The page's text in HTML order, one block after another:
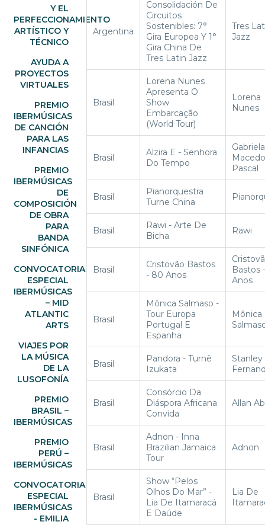
Y EL
PERFECCIONAMIENTO
ARTÍSTICO Y
TÉCNICO
AYUDA A
PROYECTOS
VIRTUALES
PREMIO
IBERMÚSICAS
DE CANCIÓN
PARA LAS
INFANCIAS
PREMIO
IBERMÚSICAS
DE
COMPOSICIÓN
DE OBRA
PARA
BANDA
SINFÓNICA
CONVOCATORIA
ESPECIAL
IBERMÚSICAS
– MID
ATLANTIC
ARTS
VIAJES POR
LA MÚSICA
DE LA
LUSOFONÍA
PREMIO
BRASIL –
IBERMÚSICAS
PREMIO
PERÚ –
IBERMÚSICAS
CONVOCATORIA
ESPECIAL
IBERMÚSICAS
- EMILIA
Argentina
Consolidación De
Circuitos
Sostenibles: 7°
Gira Europea Y 1°
Gira China De
Tres Latin Jazz
Tres
Jazz
Brasil
Lorena Nunes
Apresenta O
Show
Embarcação
(World Tour)
Lorena
Nunes
Brasil
Alzira E - Senhora
Do Tempo
Gabriela
Macedo
Pascal
Brasil
Pianorquestra
Turne China
Brasil
Rawi - Arte De
Bicha
Rawi
Brasil
Cristovão Bastos
- 80 Anos
Bastos
Anos
Brasil
Mônica Salmaso -
Tour Europa
Portugal E
Espanha
Mônica
Brasil
Pandora - Turnê
Izukata
Stanley
Brasil
Consórcio Da
Diáspora Africana
Convida
Allan
Brasil
Adnon - Inna
Brazilian Jamaica
Tour
Adnon
Brasil
Show “Pelos
Olhos Do Mar” -
Lia De Itamaracá
E Daúde
Lia De